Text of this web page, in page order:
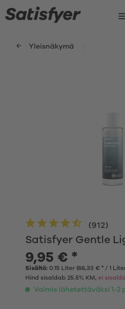
Yleisnäkymä
Satisfyer Gentle
(912)
9,95 € *
Sisältö: 0.15 Liter (66,33 € * / 1
Hind sisaldab 25.5% KM, ei
Valmis lähetettäväksi 1-2